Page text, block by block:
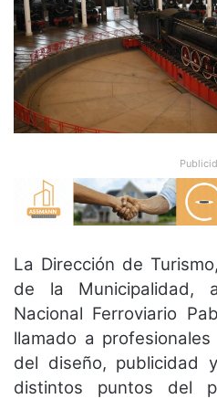
La Dirección de
de la Municipalidad,
Nacional Ferroviario
llamado a
del diseño, publicidad
distintos puntos del